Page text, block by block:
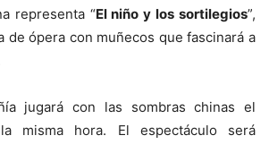
representa “El niño y los sortilegios”,
de ópera con muñecos que fascinará a
jugará con las sombras chinas el
misma hora. El espectáculo será